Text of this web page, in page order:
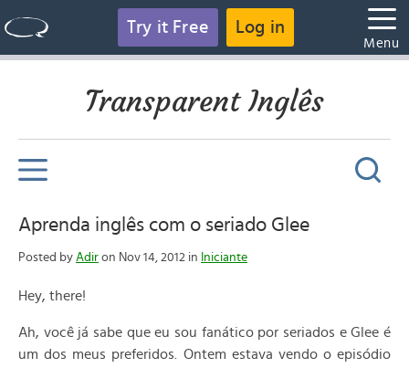
Try it Free Log in
Menu
Transparent Inglês
Aprenda inglês com o seriado Glee
Posted by Adir on Nov 14, 2012 in Iniciante
Hey, there!
Ah, você já sabe que eu sou fanático por seriados e Glee é
um dos meus preferidos. Ontem estava vendo o episódio